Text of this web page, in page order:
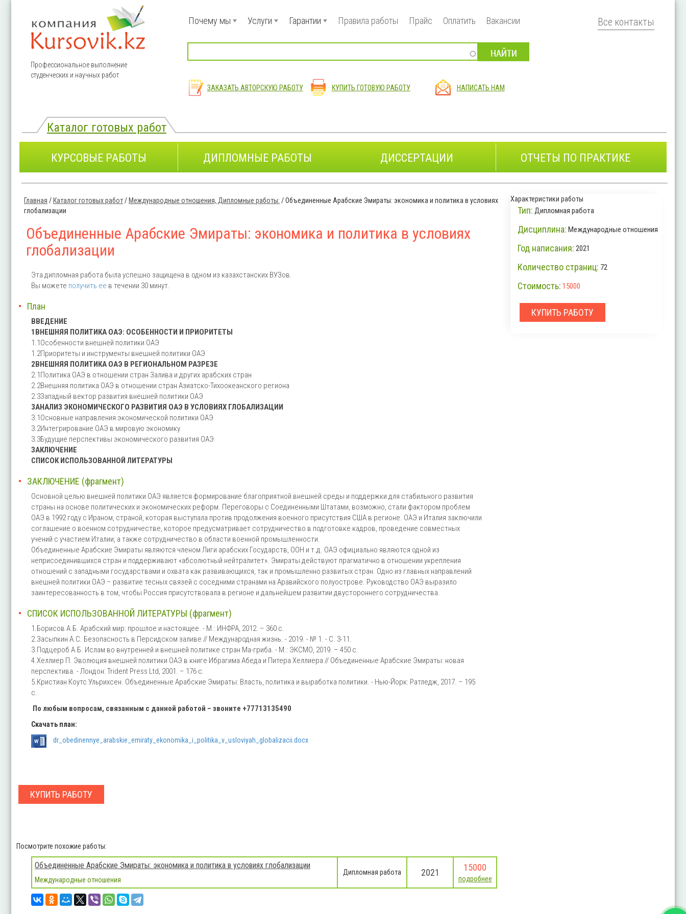
Профессиональное выполнение
студенческих и научных работ
Почему мы Услуги Гарантии Правила работы Прайс Оплатить Вакансии
ЗАКАЗАТЬ АВТОРСКУЮ РАБОТУ КУПИТЬ ГОТОВУЮ РАБОТУ НАПИСАТЬ НАМ
Все контакты
Каталог готовых работ
КУРСОВЫЕ РАБОТЫ ДИПЛОМНЫЕ РАБОТЫ ДИССЕРТАЦИИ ОТЧЕТЫ ПО ПРАКТИКЕ
Вы здесь
Главная / Каталог готовых работ/ Международные отношения, Дипломные работы: /Объединенные Арабские Эмираты: экономика и политика в условиях
глобализации
Объединенные Арабские Эмираты: экономика и политика в условиях
глобализации
Эта дипломная работа была успешно защищена в одном из казахстанских ВУЗов.
Вы можете получить ее в течении 30 минут.
План
ВВЕДЕНИЕ
1ВНЕШНЯЯ ПОЛИТИКА ОАЭ: ОСОБЕННОСТИ И ПРИОРИТЕТЫ
1.1Особенности внешней политики ОАЭ
1.2Приоритеты и инструменты внешней политики ОАЭ
2ВНЕШНЯЯ ПОЛИТИКА ОАЭ В РЕГИОНАЛЬНОМ РАЗРЕЗЕ
2.1Политика ОАЭ в отношении стран Залива и других арабских стран
2.2Внешняя политика ОАЭ в отношении стран Азиатско-Тихоокеанского региона
2.3Западный вектор развития внешней политики ОАЭ
3АНАЛИЗ ЭКОНОМИЧЕСКОГО РАЗВИТИЯ ОАЭ В УСЛОВИЯХ ГЛОБАЛИЗАЦИИ
3.1Основные направления экономической политики ОАЭ
3.2Интегрирование ОАЭ в мировую экономику
3.3Будущие перспективы экономического развития ОАЭ
ЗАКЛЮЧЕНИЕ
СПИСОК ИСПОЛЬЗОВАННОЙ ЛИТЕРАТУРЫ
ЗАКЛЮЧЕНИЕ (фрагмент)
Основной целью внешней политики ОАЭ является формирование благоприятной внешней среды и поддержки для стабильного развития
страны на основе политических и экономических реформ. Переговоры с Соединенными Штатами, возможно, стали фактором проблем
ОАЭ в 1992 году с Ираном, страной, которая выступала против продолжения военного присутствия США в регионе. ОАЭ и Италия заключили
соглашение о военном сотрудничестве, которое предусматривает сотрудничество в подготовке кадров, проведение совместных
учений с участием Италии, а также сотрудничество в области военной промышленности.
Объединенные Арабские Эмираты являются членом Лиги арабских Государств, ООН и т.д. ОАЭ официально являются одной из
неприсоединившихся стран и поддерживают «абсолютный нейтралитет». Эмираты действуют прагматично в отношении укрепления
отношений с западными государствами и охвата как развивающихся, так и промышленно развитых стран. Одно из главных направлений
внешней политики ОАЭ – развитие тесных связей с соседними странами на Аравийского полуострове. Руководство ОАЭ выразило
заинтересованность в том, чтобы Россия присутствовала в регионе и дальнейшем развитии двустороннего сотрудничества.
СПИСОК ИСПОЛЬЗОВАННОЙ ЛИТЕРАТУРЫ (фрагмент)
1.Борисов А.Б. Арабский мир: прошлое и настоящее. - М.: ИНФРА, 2012. – 360 с.
2.Засыпкин А.С. Безопасность в Персидском заливе // Международная жизнь. - 2019. - № 1. - С. 3-11.
3.Подцероб А.Б. Ислам во внутренней и внешней политике стран Ма-гриба. - М.: ЭКСМО, 2019. – 450 с.
4.Хеллиер П. Эволюция внешней политики ОАЭ в книге Ибрагима Абеда и Питера Хеллиера // Объединенные Арабские Эмираты: новая
перспектива. - Лондон: Trident Press Ltd, 2001. – 176 с.
5.Кристиан Коутс Ульрихсен. Объединенные Арабские Эмираты: Власть, политика и выработка политики. - Нью-Йорк: Ратледж, 2017. – 195
с.
По любым вопросам, связанным с данной работой – звоните +77713135490
Скачать план:
dr_obedinennye_arabskie_emiraty_ekonomika_i_politika_v_usloviyah_globalizacii.docx
КУПИТЬ РАБОТУ
Посмотрите похожие работы:
Объединенные Арабские Эмираты: экономика и политика в условиях глобализации
Международные отношения
Дипломная работа 2021 15000
подробнее
Характеристики работы
Тип: Дипломная работа
Дисциплина: Международные отношения
Год написания: 2021
Количество страниц: 72
Стоимость: 15000
КУПИТЬ РАБОТУ